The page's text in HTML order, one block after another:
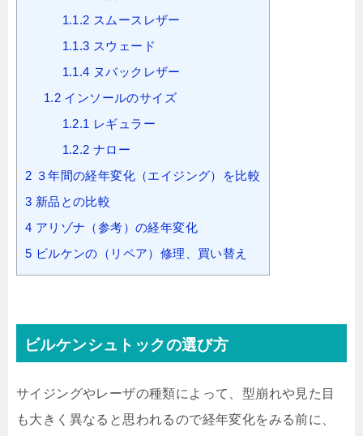
1.1.2 スムースレザー
1.1.3 スウェード
1.1.4 ヌバックレザー
1.2 インソールのサイズ
1.2.1 レギュラー
1.2.2 ナロー
2 ３年間の経年変化（エイジング）を比較
3 新品との比較
4 アリゾナ（参考）の経年変化
5 ビルケンの（リペア）修理、買い替え
ビルケンシュトックの選び方
サイジングやレーザの種類によって、型崩れや見た目
も大きく異なると思われるので経年変化をみる前に、